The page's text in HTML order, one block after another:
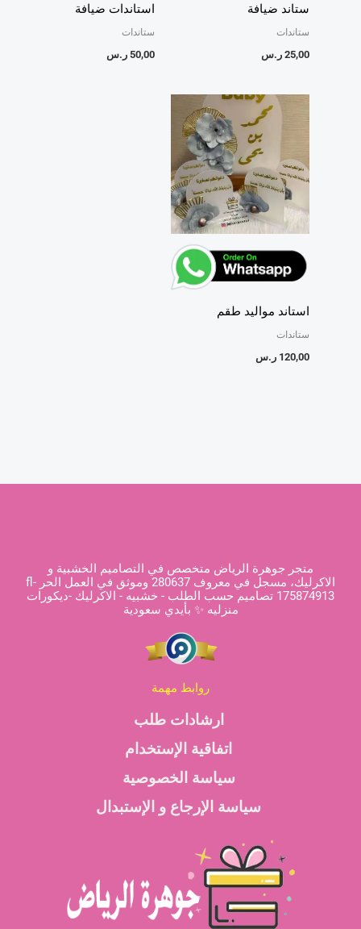
ستاند ضيافة
ستاندات
25,00 ر.س
استاندات ضيافة
ستاندات
50,00 ر.س
استاند مواليد طقم
ستاندات
120,00 ر.س
متجر جوهرة الرياض متخصص في التصاميم الخشبية و
الاكرليك، مسجل في معروف 280637 وموثق في العمل الحر fl-
175874913 تصاميم حسب الطلب - خشبيه - الاكرليك -ديكورات
منزليه ✨ بأيدي سعودية
روابط مهمة
ارشادات طلب
اتفاقية الإستخدام
سياسة الخصوصية
سياسة الإرجاع و الإستبدال